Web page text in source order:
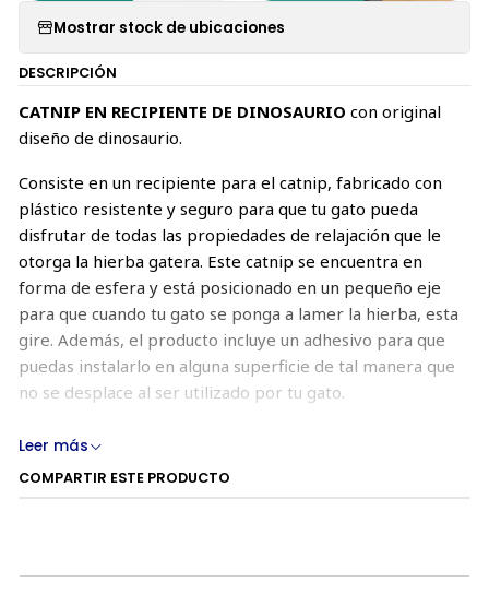
Mostrar stock de ubicaciones
DESCRIPCIÓN
CATNIP EN RECIPIENTE DE DINOSAURIO con original
diseño de dinosaurio.
Consiste en un recipiente para el catnip, fabricado con
plástico resistente y seguro para que tu gato pueda
disfrutar de todas las propiedades de relajación que le
otorga la hierba gatera. Este catnip se encuentra en
forma de esfera y está posicionado en un pequeño eje
para que cuando tu gato se ponga a lamer la hierba, esta
gire. Además, el producto incluye un adhesivo para que
puedas instalarlo en alguna superficie de tal manera que
no se desplace al ser utilizado por tu gato.
¡Es el regalo perfecto para tu mascota!
MEDIDAS:
Leer más
COMPARTIR ESTE PRODUCTO